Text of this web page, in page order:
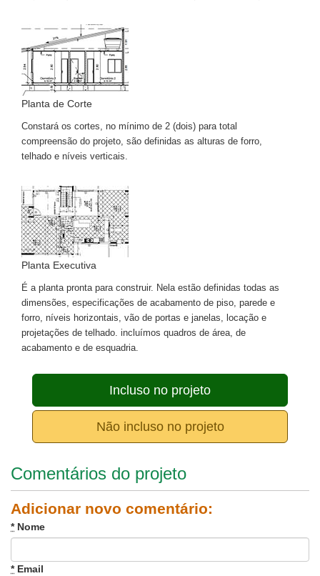
Planta de Corte
Constará os cortes, no mínimo de 2 (dois) para total
compreensão do projeto, são definidas as alturas de forro,
telhado e níveis verticais.
Planta Executiva
É a planta pronta para construir. Nela estão definidas todas as
dimensões, especificações de acabamento de piso, parede e
forro, níveis horizontais, vão de portas e janelas, locação e
projetações de telhado. incluímos quadros de área, de
acabamento e de esquadria.
Incluso no projeto
Não incluso no projeto
Comentários do projeto
Adicionar novo comentário:
*Nome
*Email